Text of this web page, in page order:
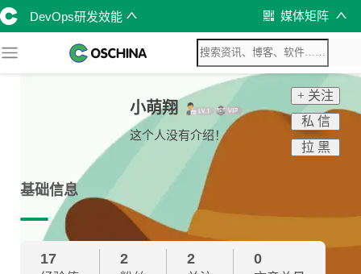
DevOps研发效能 媒体矩阵
小萌翔
这个人没有介绍！
+ 关注
私 信
拉 黑
基础信息
17 2 2 0